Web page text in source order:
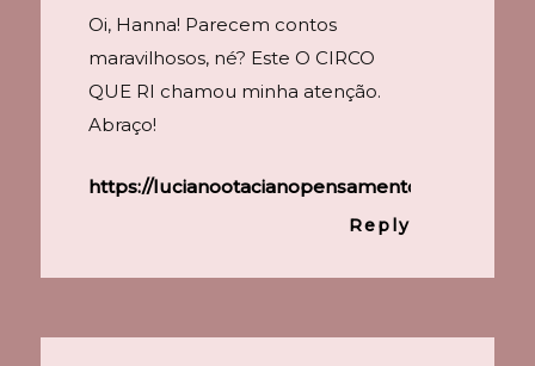
Oi, Hanna! Parecem contos
maravilhosos, né? Este O CIRCO
QUE RI chamou minha atenção.
Abraço!
https://
Reply